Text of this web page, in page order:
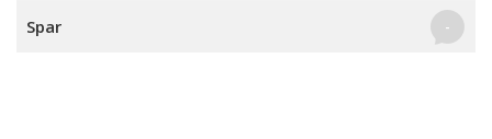
Spar -